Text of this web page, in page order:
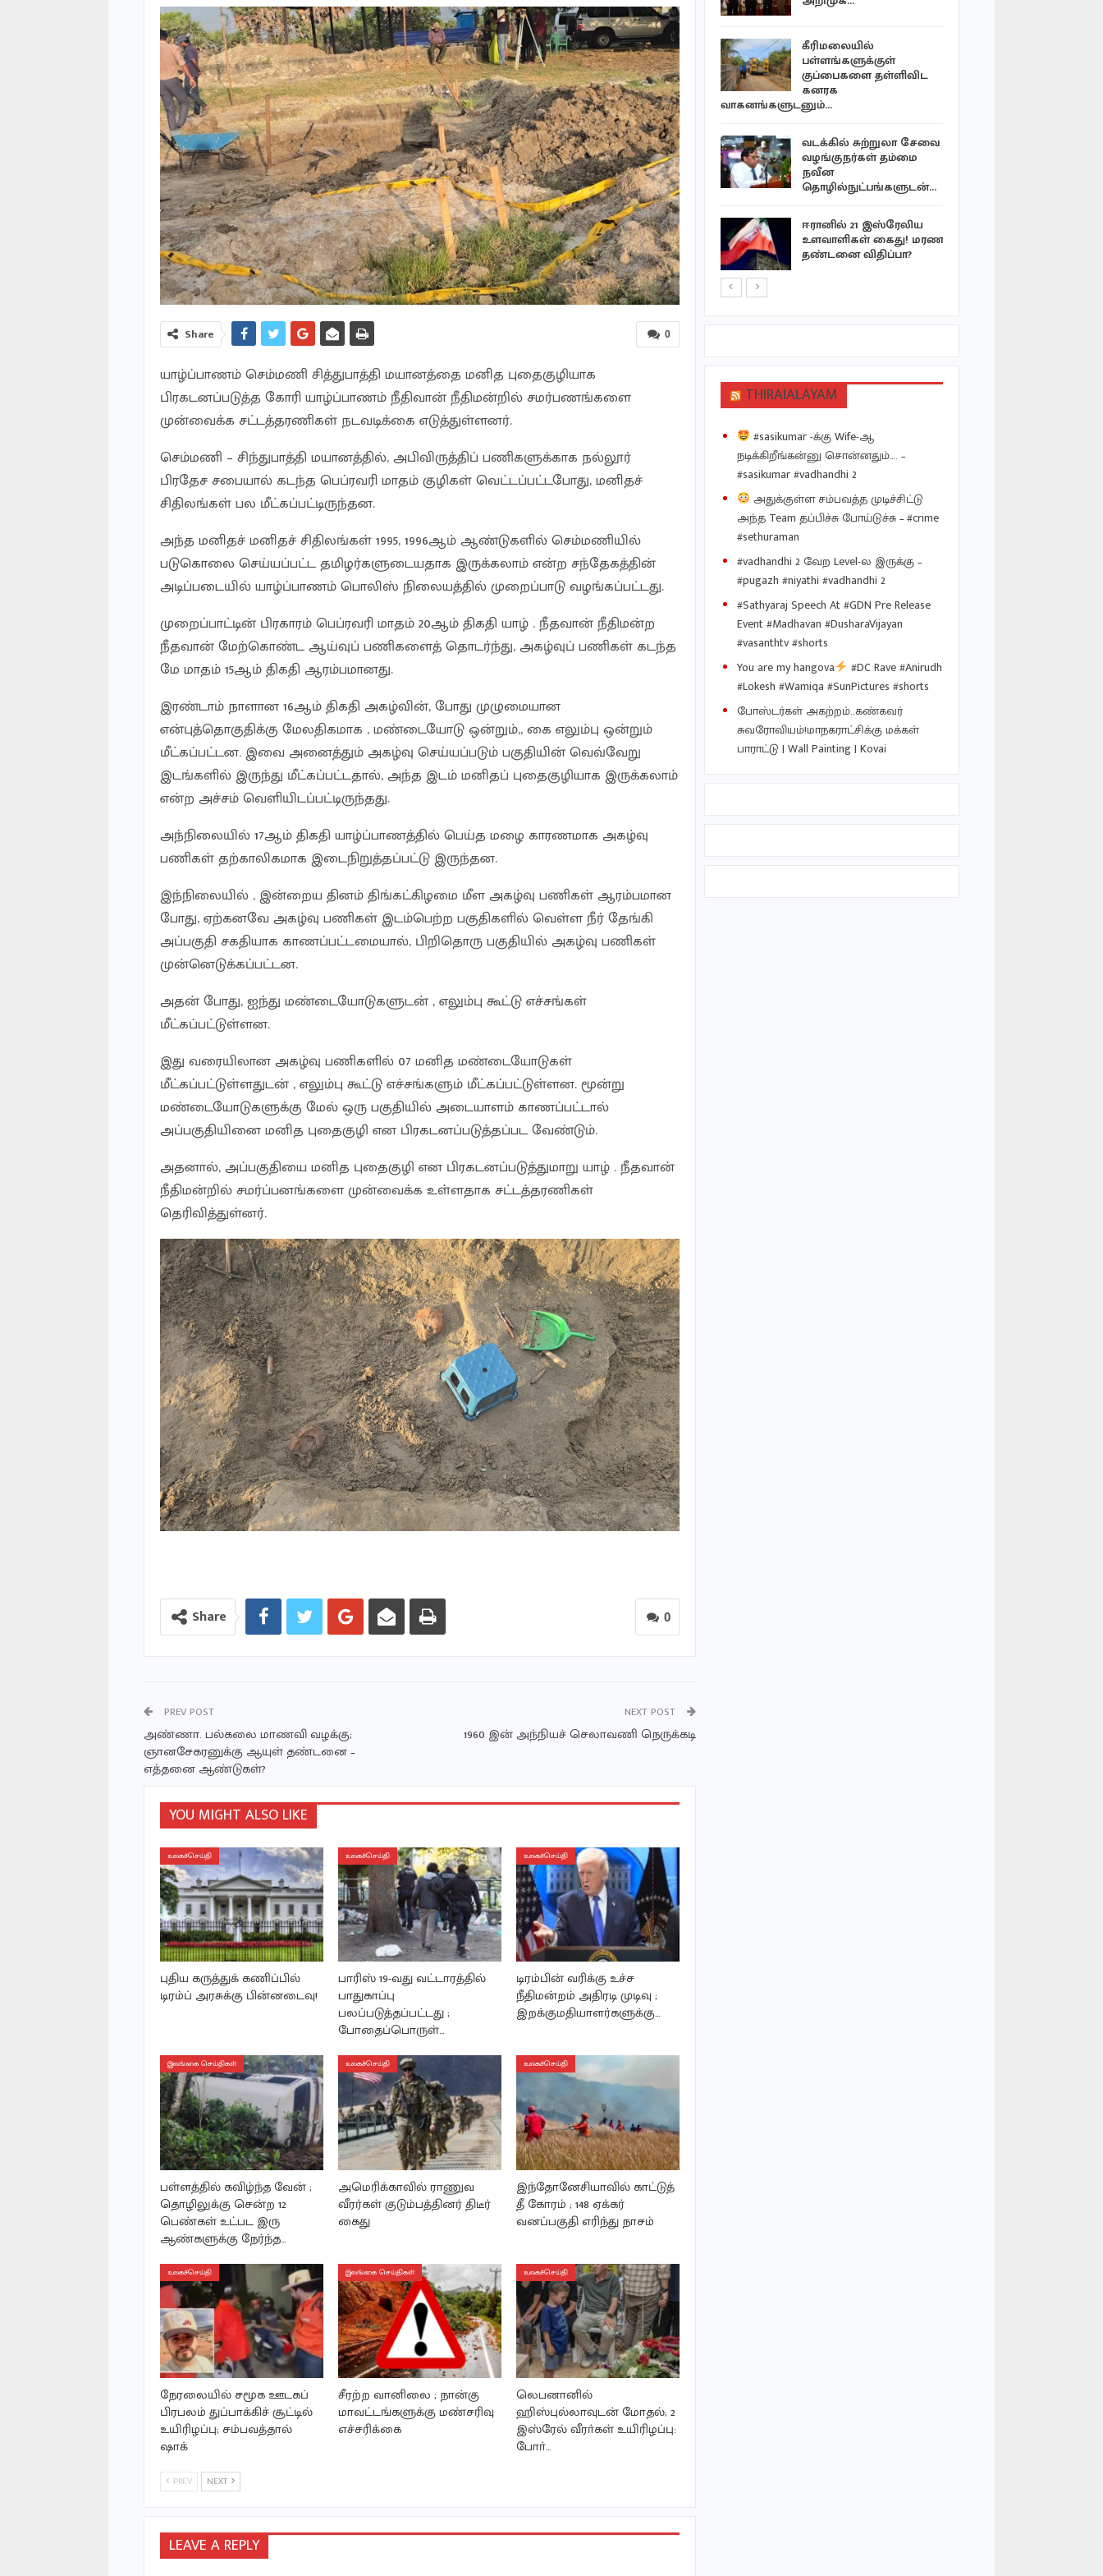
0
Share
யாழ்ப்பாணம் செம்மணி சித்துபாத்தி மயானத்தை மனித புதைகுழியாக
பிரகடனப்படுத்த கோரி யாழ்ப்பாணம் நீதிவான் நீதிமன்றில் சமர்பணங்களை
முன்வைக்க சட்டத்தரணிகள் நடவடிக்கை எடுத்துள்ளனர்.
செம்மணி – சிந்துபாத்தி மயானத்தில், அபிவிருத்திப் பணிகளுக்காக நல்லூர்
பிரதேச சபையால் கடந்த பெப்ரவரி மாதம் குழிகள் வெட்டப்பட்டபோது, மனிதச்
சிதிலங்கள் பல மீட்கப்பட்டிருந்தன.
அந்த மனிதச் மனிதச் சிதிலங்கள் 1995, 1996ஆம் ஆண்டுகளில் செம்மணியில்
படுகொலை செய்யப்பட்ட தமிழர்களுடையதாக இருக்கலாம் என்ற சந்தேகத்தின்
அடிப்படையில் யாழ்ப்பாணம் பொலிஸ் நிலையத்தில் முறைப்பாடு வழங்கப்பட்டது.
முறைப்பாட்டின் பிரகாரம் பெப்ரவரி மாதம் 20ஆம் திகதி யாழ் . நீதவான் நீதிமன்ற
நீதவான் மேற்கொண்ட ஆய்வுப் பணிகளைத் தொடர்ந்து, அகழ்வுப் பணிகள் கடந்த
மே மாதம் 15ஆம் திகதி ஆரம்பமானது.
இரண்டாம் நாளான 16ஆம் திகதி அகழ்வின், போது முழுமையான
என்புத்தொகுதிக்கு மேலதிகமாக , மண்டையோடு ஒன்றும்,, கை எலும்பு ஒன்றும்
மீட்கப்பட்டன. இவை அனைத்தும் அகழ்வு செய்யப்படும் பகுதியின் வெவ்வேறு
இடங்களில் இருந்து மீட்கப்பட்டதால், அந்த இடம் மனிதப் புதைகுழியாக இருக்கலாம்
என்ற அச்சம் வெளியிடப்பட்டிருந்தது.
அந்நிலையில் 17ஆம் திகதி யாழ்ப்பாணத்தில் பெய்த மழை காரணமாக அகழ்வு
பணிகள் தற்காலிகமாக இடைநிறுத்தப்பட்டு இருந்தன.
இந்நிலையில் , இன்றைய தினம் திங்கட்கிழமை மீள அகழ்வு பணிகள் ஆரம்பமான
போது, ஏற்கனவே அகழ்வு பணிகள் இடம்பெற்ற பகுதிகளில் வெள்ள நீர் தேங்கி
அப்பகுதி சகதியாக காணப்பட்டமையால், பிறிதொரு பகுதியில் அகழ்வு பணிகள்
முன்னெடுக்கப்பட்டன.
அதன் போது, ஐந்து மண்டையோடுகளுடன் , எலும்பு கூட்டு எச்சங்கள்
மீட்கப்பட்டுள்ளன.
இது வரையிலான அகழ்வு பணிகளில் 07 மனித மண்டையோடுகள்
மீட்கப்பட்டுள்ளதுடன் , எலும்பு கூட்டு எச்சங்களும் மீட்கப்பட்டுள்ளன. மூன்று
மண்டையோடுகளுக்கு மேல் ஒரு பகுதியில் அடையாளம் காணப்பட்டால்
அப்பகுதியினை மனித புதைகுழி என பிரகடனப்படுத்தப்பட வேண்டும்.
அதனால், அப்பகுதியை மனித புதைகுழி என பிரகடனப்படுத்துமாறு யாழ் . நீதவான்
நீதிமன்றில் சமர்ப்பனங்களை முன்வைக்க உள்ளதாக சட்டத்தரணிகள்
தெரிவித்துள்னர்.
0
Share
PREV POST
அண்ணா. பல்கலை மாணவி வழக்கு;
ஞானசேகரனுக்கு ஆயுள் தண்டனை –
எத்தனை ஆண்டுகள்?
NEXT POST
1960 இன் அந்நியச் செலாவணி நெருக்கடி
YOU MIGHT ALSO LIKE
உலகச்செய்தி
புதிய கருத்துக் கணிப்பில்
டிரம்ப் அரசுக்கு பின்னடைவு!
உலகச்செய்தி
பாரிஸ் 19-வது வட்டாரத்தில்
பாதுகாப்பு
பலப்படுத்தப்பட்டது ;
போதைப்பொருள்…
உலகச்செய்தி
டிரம்பின் வரிக்கு உச்ச
நீதிமன்றம் அதிரடி முடிவு ;
இறக்குமதியாளர்களுக்கு…
இலங்கை செய்திகள்
பள்ளத்தில் கவிழ்ந்த வேன் ;
தொழிலுக்கு சென்ற 12
பெண்கள் உட்பட இரு
ஆண்களுக்கு நேர்ந்த…
உலகச்செய்தி
அமெரிக்காவில் ராணுவ
வீரர்கள் குடும்பத்தினர் திடீர்
கைது
உலகச்செய்தி
இந்தோனேசியாவில் காட்டுத்
தீ கோரம் ; 148 ஏக்கர்
வனப்பகுதி எரிந்து நாசம்
உலகச்செய்தி
நேரலையில் சமூக ஊடகப்
பிரபலம் துப்பாக்கிச் சூட்டில்
உயிரிழப்பு; சம்பவத்தால்
ஷாக்
இலங்கை செய்திகள்
சீரற்ற வானிலை ; நான்கு
மாவட்டங்களுக்கு மண்சரிவு
எச்சரிக்கை
உலகச்செய்தி
லெபனானில்
ஹிஸ்புல்லாவுடன் மோதல்; 2
இஸ்ரேல் வீரா்கள் உயிரிழப்பு:
போா்…
PREV NEXT
LEAVE A REPLY
பயிற்சியில்…
ஷேக் ஹசீனா உடன்
காணொலி சந்திப்பு…
ஷகிப் அல் ஹாசன்
வீட்டின்…
எல்நினோ வெப்பத்திலும்
தளராத பசுமைப் பணி:
புங்குடுதீவில்…
தையிட்டி விகாரதிபதியால்
அடாத்தாக பிடிக்கப்பட்ட
பவானி வீதியை…
கீரிமலையில்
பள்ளங்களுக்குள்
குப்பைகளை தள்ளிவிட
கனரக
வாகனங்களுடனும்…
வடக்கில் சுற்றுலா சேவை
வழங்குநர்கள் தம்மை
நவீன
தொழில்நுட்பங்களுடன்…
ஈரானில் 21 இஸ்ரேலிய
உளவாளிகள் கைது! மரண
தண்டனை விதிப்பா?
THIRAIALAYAM
#sasikumar -க்கு Wife-ஆ
நடிக்கிறீங்கன்னு சொன்னதும்…. –
#sasikumar #vadhandhi 2
அதுக்குள்ள சம்பவத்த முடிச்சிட்டு
அந்த Team தப்பிச்சு போய்டுச்சு – #crime
#sethuraman
#vadhandhi 2 வேற Level-ல இருக்கு –
#pugazh #niyathi #vadhandhi 2
#Sathyaraj Speech At #GDN Pre Release
Event #Madhavan #DusharaVijayan
#vasanthtv #shorts
You are my hangova
#DC Rave #Anirudh
#Lokesh #Wamiqa #SunPictures #shorts
போஸ்டர்கள் அகற்றம்..கண்கவர்
சுவரோவியம்!மாநகராட்சிக்கு மக்கள்
பாராட்டு | Wall Painting | Kovai